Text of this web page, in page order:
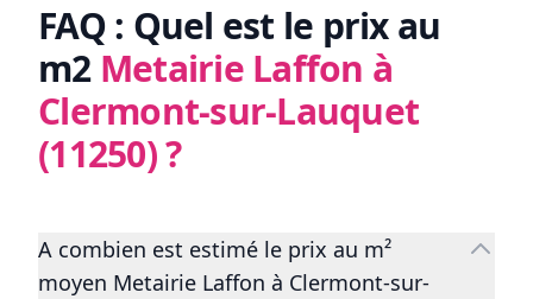
FAQ : Quel est le prix au
m2 Metairie Laffon à
Clermont-sur-Lauquet
(11250)?
A combien est estimé le prix au m²
moyen Metairie Laffon à Clermont-sur-